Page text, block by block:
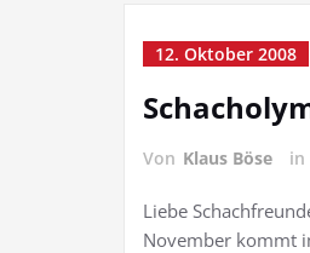
12. Oktober 2008
Von Klaus Böse in
Liebe
November kommt